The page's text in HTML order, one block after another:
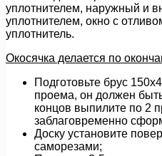
уплотнителем, наружный и
уплотнителем, окно с
уплотнитель.
Окосячка делается по
Подготовьте брус
проема, он должен
концов выпилите по 2
заблаговременно
Доску установите
саморезами;